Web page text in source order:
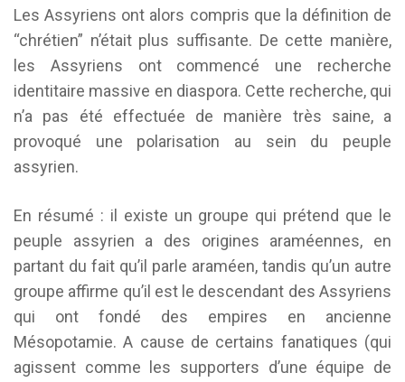
Les Assyriens ont alors compris que la définition de
“chrétien” n’était plus suffisante. De cette manière,
les Assyriens ont commencé une recherche
identitaire massive en diaspora. Cette recherche, qui
n’a pas été effectuée de manière très saine, a
provoqué une polarisation au sein du peuple
assyrien.
En résumé : il existe un groupe qui prétend que le
peuple assyrien a des origines araméennes, en
partant du fait qu’il parle araméen, tandis qu’un autre
groupe affirme qu’il est le descendant des Assyriens
qui ont fondé des empires en ancienne
Mésopotamie. A cause de certains fanatiques (qui
agissent comme les supporters d’une équipe de